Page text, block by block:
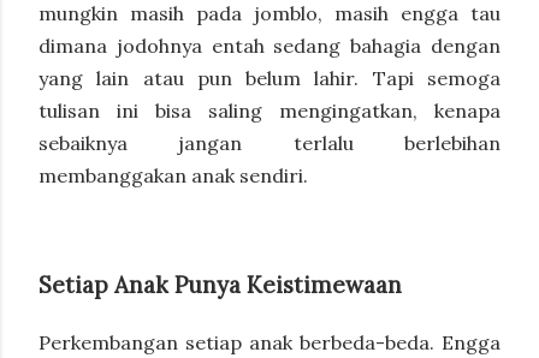
mungkin masih pada jomblo, masih engga tau
dimana jodohnya entah sedang bahagia dengan
yang lain atau pun belum lahir. Tapi semoga
tulisan ini bisa saling mengingatkan, kenapa
sebaiknya jangan terlalu berlebihan
membanggakan anak sendiri.
Setiap Anak Punya Keistimewaan
Perkembangan setiap anak berbeda-beda. Engga